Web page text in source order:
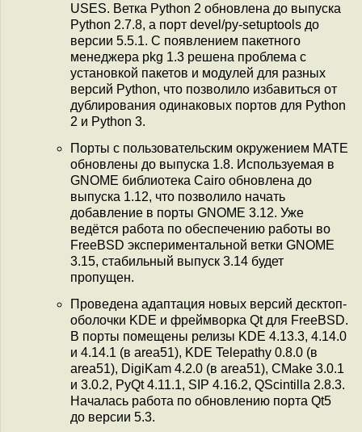
USES. Ветка Python 2 обновлена до выпуска
Python 2.7.8, а порт devel/py-setuptools до
версии 5.5.1. С появлением пакетного
менеджера pkg 1.3 решена проблема с
установкой пакетов и модулей для разных
версий Python, что позволило избавиться от
дублирования одинаковых портов для Python
2 и Python 3.
Порты с пользовательским окружением MATE
обновлены до выпуска 1.8. Используемая в
GNOME библиотека Cairo обновлена до
выпуска 1.12, что позволило начать
добавление в порты GNOME 3.12. Уже
ведётся работа по обеспечению работы во
FreeBSD экспериментальной ветки GNOME
3.15, стабильный выпуск 3.14 будет
пропущен.
Проведена адаптация новых версий десктоп-
оболочки KDE и фреймворка Qt для FreeBSD.
В порты помещены релизы KDE 4.13.3, 4.14.0
и 4.14.1 (в area51), KDE Telepathy 0.8.0 (в
area51), DigiKam 4.2.0 (в area51), CMake 3.0.1
и 3.0.2, PyQt 4.11.1, SIP 4.16.2, QScintilla 2.8.3.
Началась работа по обновлению порта Qt5
до версии 5.3.